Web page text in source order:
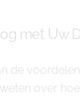
met Uw
de
over